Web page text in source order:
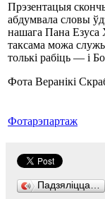
Прэзентацыя
абдумвала словы
нашага Пана Езуса
таксама можа
толькі рабіць ― і
Фота Веранікі
Фотарэпартаж
Падзяліцца…